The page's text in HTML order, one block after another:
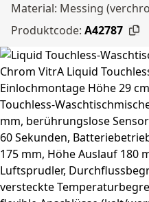
Material: Messing
Produktcode: A42787